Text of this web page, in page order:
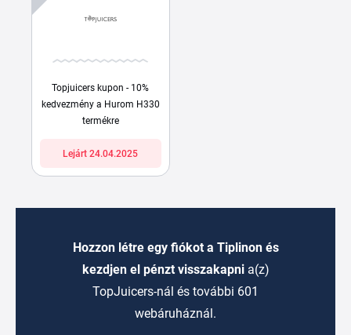
Topjuicers kupon - 10%
kedvezmény a Hurom H330
termékre
Lejárt 24.04.2025
Hozzon létre egy fiókot a Tiplinon és
kezdjen el pénzt visszakapni a(z)
TopJuicers-nál és további 601
webáruháznál.